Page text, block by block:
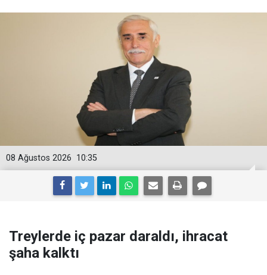
10:35
08 Ağustos 2026
Treylerde iç pazar daraldı, ihracat
şaha kalktı